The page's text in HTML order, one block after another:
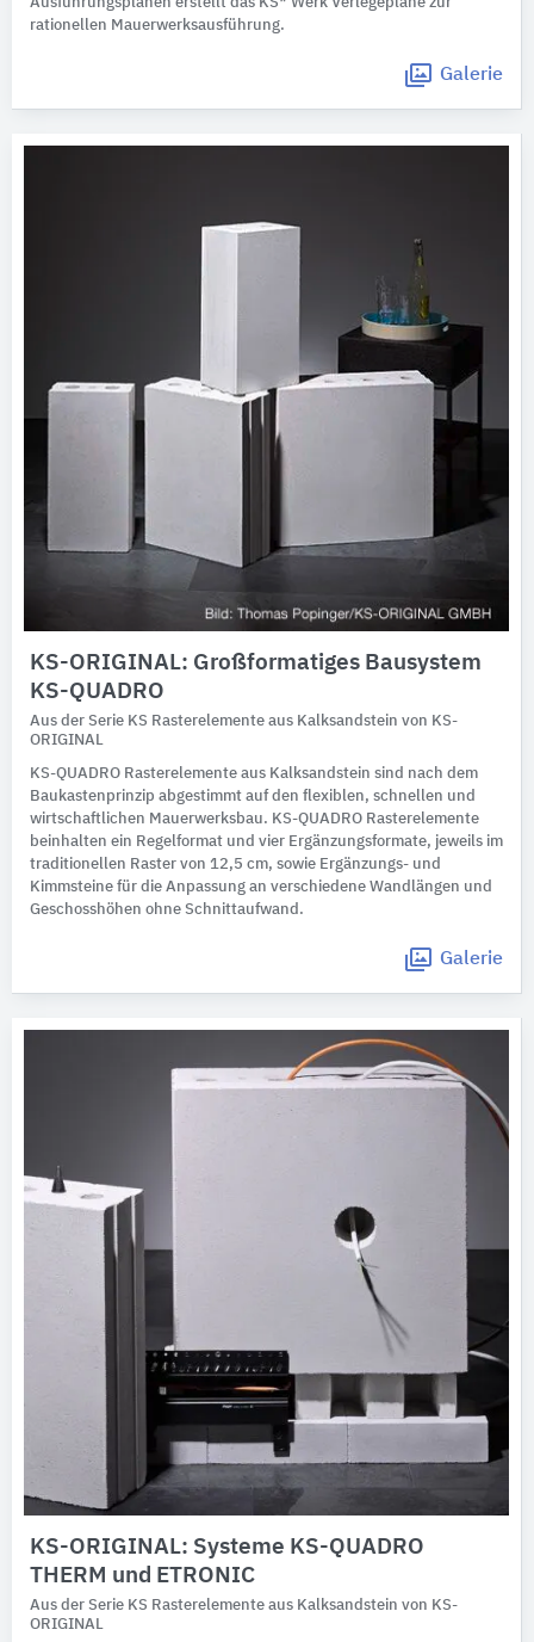
rationellen Mauerwerksausführung.
Galerie
KS-ORIGINAL: Großformatiges Bausystem
KS-QUADRO
Aus der Serie KS Rasterelemente aus Kalksandstein von KS-
ORIGINAL
KS-QUADRO Rasterelemente aus Kalksandstein sind nach dem
Baukastenprinzip abgestimmt auf den flexiblen, schnellen und
wirtschaftlichen Mauerwerksbau. KS-QUADRO Rasterelemente
beinhalten ein Regelformat und vier Ergänzungsformate, jeweils im
traditionellen Raster von 12,5 cm, sowie Ergänzungs- und
Kimmsteine für die Anpassung an verschiedene Wandlängen und
Geschosshöhen ohne Schnittaufwand.
Galerie
KS-ORIGINAL: Systeme KS-QUADRO
THERM und ETRONIC
Aus der Serie KS Rasterelemente aus Kalksandstein von KS-
ORIGINAL